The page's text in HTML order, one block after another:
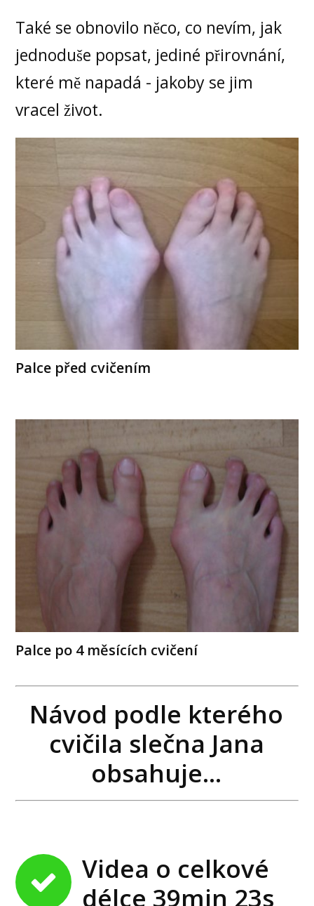
Také se obnovilo něco, co nevím, jak
jednoduše popsat, jediné přirovnání,
které mě napadá - jakoby se jim
vracel život.
Palce před cvičením
Palce po 4 měsících cvičení
Návod podle kterého
cvičila slečna Jana
obsahuje...
Videa o celkové
délce 39min 23s